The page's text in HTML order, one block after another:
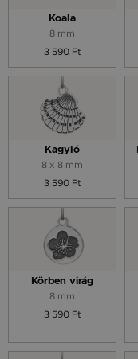
Koala
8 mm
3 590 Ft
Kagyló
8 x 8 mm
3 590 Ft
Körben virág
8 mm
3 590 Ft